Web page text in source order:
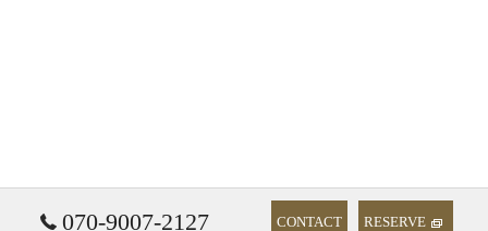
070-9007-2127 CONTACT RESERVE